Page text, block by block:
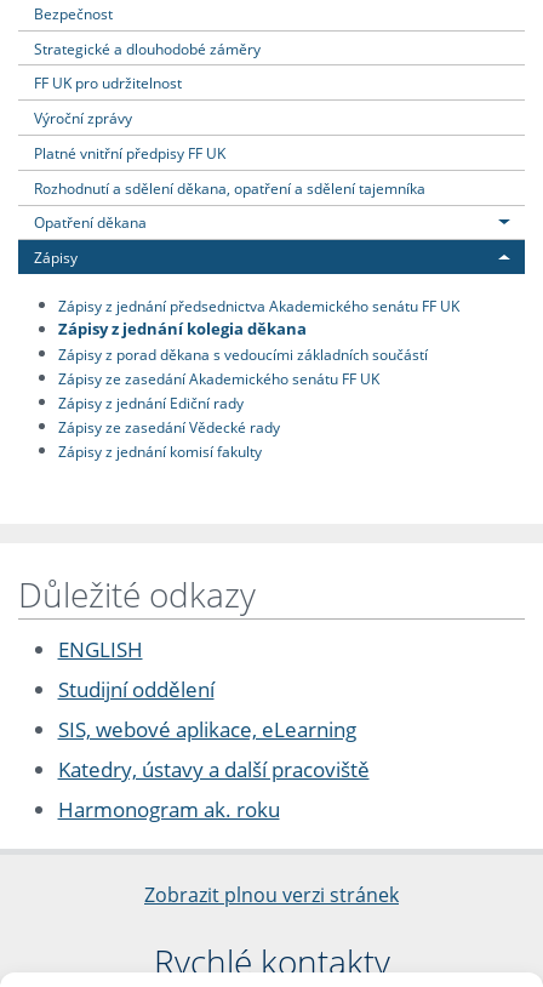
Bezpečnost
Strategické a dlouhodobé záměry
FF UK pro udržitelnost
Výroční zprávy
Platné vnitřní předpisy FF UK
Rozhodnutí a sdělení děkana, opatření a sdělení tajemníka
Opatření děkana
Zápisy
Zápisy z jednání předsednictva Akademického senátu FF UK
Zápisy z jednání kolegia děkana
Zápisy z porad děkana s vedoucími základních součástí
Zápisy ze zasedání Akademického senátu FF UK
Zápisy z jednání Ediční rady
Zápisy ze zasedání Vědecké rady
Zápisy z jednání komisí fakulty
Důležité odkazy
ENGLISH
Studijní oddělení
SIS, webové aplikace, eLearning
Katedry, ústavy a další pracoviště
Harmonogram ak. roku
Zobrazit plnou verzi stránek
Rychlé kontakty